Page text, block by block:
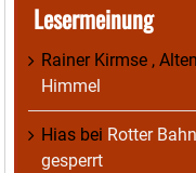
Lesermeinung
Rainer Kirmse ,
Himmel
Hias bei Rotter
gesperrt